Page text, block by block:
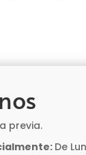
previa.
De